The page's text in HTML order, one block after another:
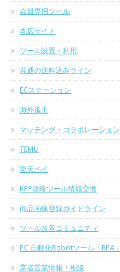
会員専用ツール
本店サイト
ツール設置・利用
共通の送料込みライン
ECステーション
海外進出
マッチング・コラボレーション
TEMU
楽天ペイ
RPP攻略ツール情報交換
商品画像登録ガイドライン
ツール改善コミュニティ
PC 自動化Robotツール「RPA」
業者営業情報・相談